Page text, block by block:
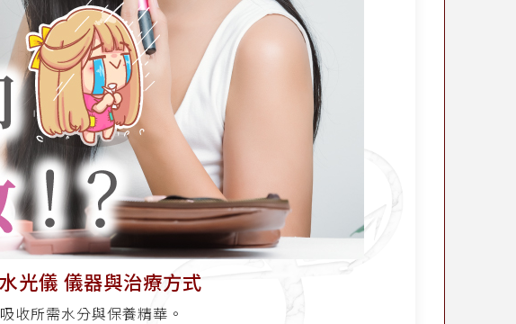
光儀 儀器與治療方式
收所需水分與保養精華。